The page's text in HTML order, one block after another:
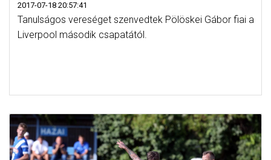
2017-07-18 20:57:41
Tanulságos vereséget szenvedtek Pölöskei Gábor fiai a
Liverpool második csapatától.